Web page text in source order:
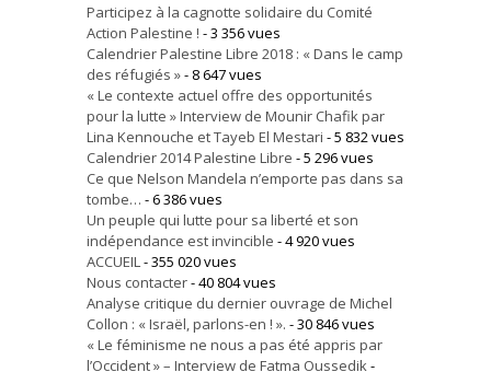
Participez à la cagnotte solidaire du Comité
Action Palestine ! - 3 356 vues
Calendrier Palestine Libre 2018 : « Dans le camp
des réfugiés »- 8 647 vues
« Le contexte actuel offre des opportunités
pour la lutte » Interview de Mounir Chafik par
Lina Kennouche et Tayeb El Mestari - 5 832 vues
Calendrier 2014 Palestine Libre - 5 296 vues
Ce que Nelson Mandela n’emporte pas dans sa
tombe… - 6 386 vues
Un peuple qui lutte pour sa liberté et son
indépendance est invincible - 4 920 vues
ACCUEIL- 355 020 vues
Nous contacter- 40 804 vues
Analyse critique du dernier ouvrage de Michel
Collon : « Israël, parlons-en ! ». - 30 846 vues
« Le féminisme ne nous a pas été appris par
l’Occident » – Interview de Fatma Oussedik-